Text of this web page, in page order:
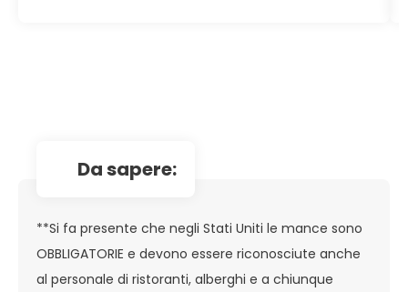
da sapere:
**Si fa presente che negli Stati Uniti le mance sono
OBBLIGATORIE e devono essere riconosciute anche
al personale di ristoranti, alberghi e a chiunque